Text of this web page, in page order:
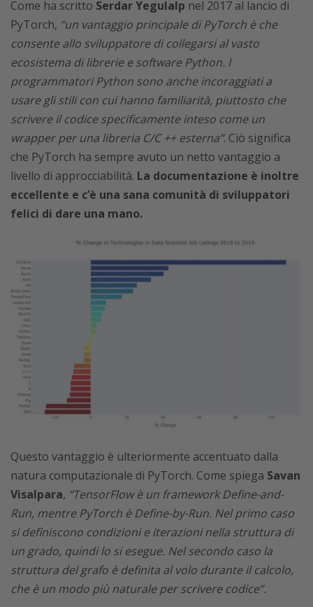
Come ha scritto Serdar Yegulalp nel 2017 al lancio di
PyTorch, “un vantaggio principale di PyTorch è che
consente allo sviluppatore di collegarsi al vasto
ecosistema di librerie e software Python. I
programmatori Python sono anche incoraggiati a
usare gli stili con cui hanno familiarità, piuttosto che
scrivere il codice specificamente inteso come un
wrapper per una libreria C/C ++ esterna”. Ciò significa
che PyTorch ha sempre avuto un netto vantaggio a
livello di approcciabilità. La documentazione è inoltre
eccellente e c’è una sana comunità di sviluppatori
felici di dare una mano.
Questo vantaggio è ulteriormente accentuato dalla
natura computazionale di PyTorch. Come spiega Savan
Visalpara, “TensorFlow è un framework Define-and-
Run, mentre PyTorch è Define-by-Run. Nel primo caso
si definiscono condizioni e iterazioni nella struttura di
un grado, quindi lo si esegue. Nel secondo caso la
struttura del grafo è definita al volo durante il calcolo,
che è un modo più naturale per scrivere codice”.